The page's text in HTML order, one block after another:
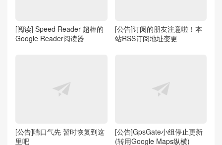
[阅读] Speed Reader 超棒的
Google Reader阅读器
[公告]订阅的朋友注意啦！本
站RSS订阅地址变更
[公告]喘口气先 暂时恢复到这
里吧
[公告]GpsGate小组停止更新
(转用Google Maps纵横)